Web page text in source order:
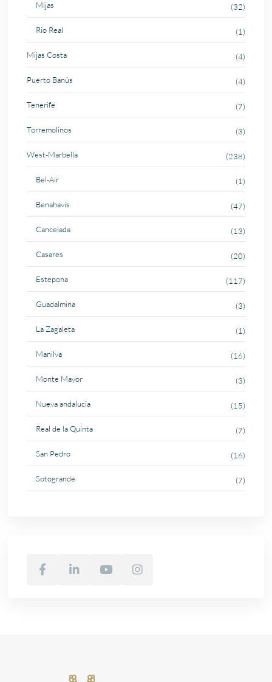
Mijas (32)
Rio Real (1)
Mijas Costa (4)
Puerto Banús (4)
Tenerife (7)
Torremolinos (3)
West-Marbella (238)
Bel-Air (1)
Benahavis (47)
Cancelada (13)
Casares (20)
Estepona (117)
Guadalmina (3)
La Zagaleta (1)
Manilva (16)
Monte Mayor (3)
Nueva andalucia (15)
Real de la Quinta (7)
San Pedro (16)
Sotogrande (7)